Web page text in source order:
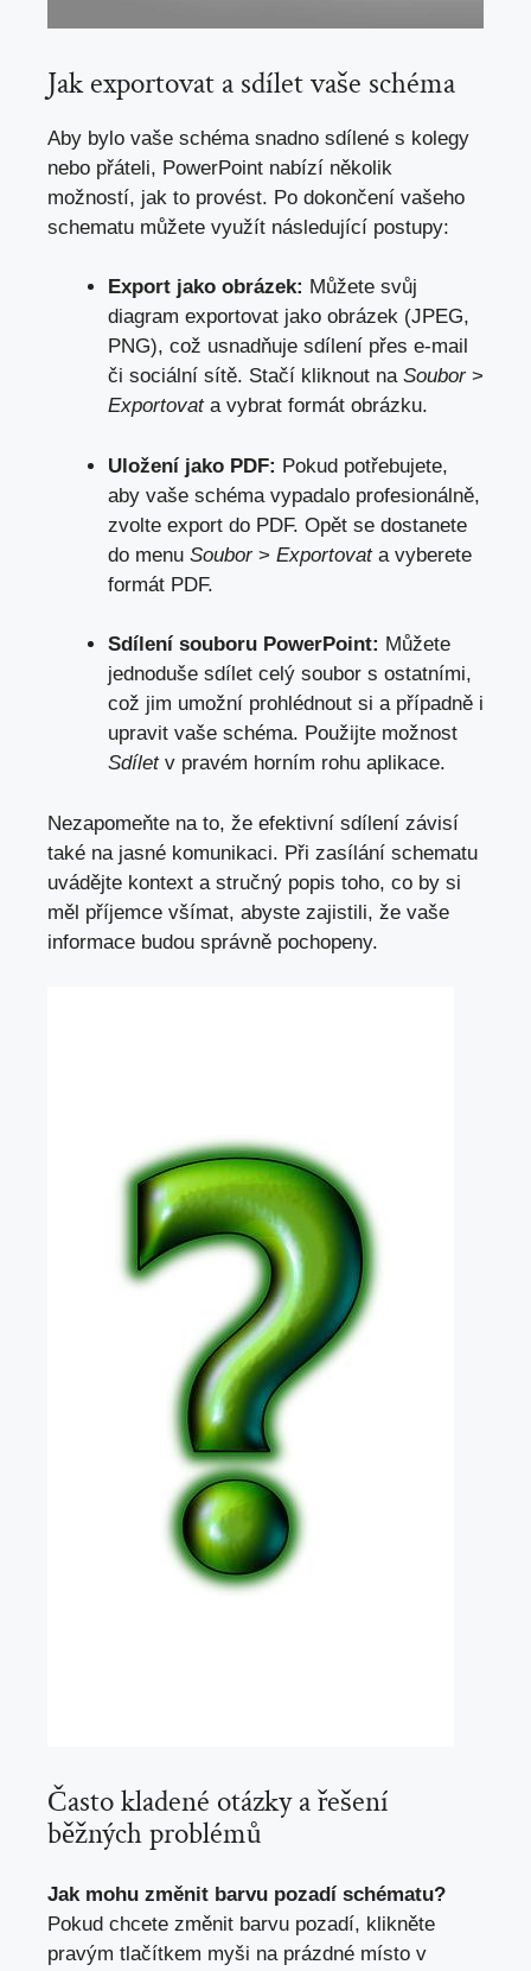
Jak exportovat a sdílet vaše schéma
Aby bylo vaše schéma snadno sdílené s ⁣kolegy
nebo přáteli, PowerPoint nabízí několik
možností,‌ jak to provést.⁤ Po dokončení vašeho
schematu můžete využít ⁣následující postupy:
Export jako obrázek: Můžete ​svůj‌
diagram exportovat ⁢jako obrázek (JPEG,
PNG), což usnadňuje sdílení ‌přes e-mail
či sociální sítě. Stačí⁤ kliknout na Soubor>
Exportovata vybrat formát obrázku.
Uložení jako⁣ PDF: Pokud potřebujete,
aby vaše schéma vypadalo profesionálně,
zvolte⁤ export ‌do PDF. Opět se dostanete
do menu Soubor> Exportovata vyberete
formát PDF.
Sdílení‌ souboru‌ PowerPoint: Můžete⁤
jednoduše sdílet celý soubor s ‍ostatními,
což jim umožní prohlédnout si a případně i
upravit vaše schéma. ⁢Použijte ⁣možnost ‍
Sdíletv pravém horním rohu​ aplikace.
Nezapomeňte na to, že efektivní sdílení závisí
také na⁤ jasné komunikaci. Při zasílání​ schematu
uvádějte kontext⁣ a stručný popis toho, co by si
měl příjemce všímat, abyste​ zajistili, že vaše
informace budou správně pochopeny.
Často ‌kladené otázky a řešení‍
běžných problémů
Jak ⁤mohu ‌změnit barvu pozadí schématu?
Pokud chcete změnit barvu pozadí, klikněte
pravým tlačítkem myši na ⁣prázdné místo v